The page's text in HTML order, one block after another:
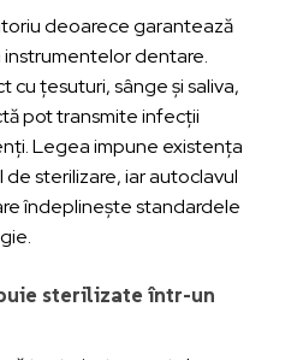
deoarece garantează
dentare.
cu țesuturi, sânge și saliva,
pot transmite infecții
Legea impune existența
sterilizare, iar autoclavul
îndeplinește standardele
sterilizate într-un